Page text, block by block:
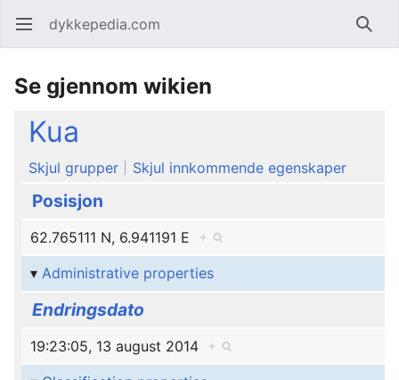
Åpne hovedmenyen dykkepedia.com Søk
Se gjennom wikien
Kua
Skjul grupper Skjul innkommende egenskaper
Posisjon
62.765111 N, 6.941191 E +
Administrative properties
Endringsdato
19:23:05, 13 august 2014 +